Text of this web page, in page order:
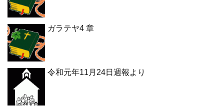
ガラテヤ4 章
令和元年11月24日週報より